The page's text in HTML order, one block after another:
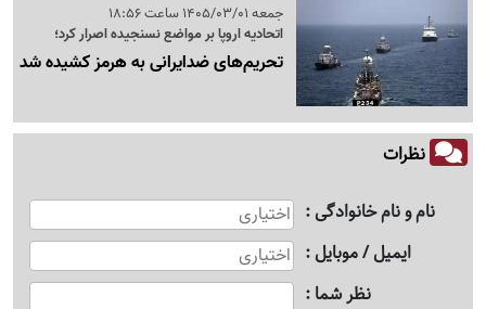
جمعه 1405/03/01 ساعت 18:56
اتحادیه اروپا بر مواضع نسنجیده اصرار کرد؛
تحریم‌های ضدایرانی به هرمز کشیده شد
نظرات
نام و نام خانوادگی
ایمیل / موبایل
نظر شما